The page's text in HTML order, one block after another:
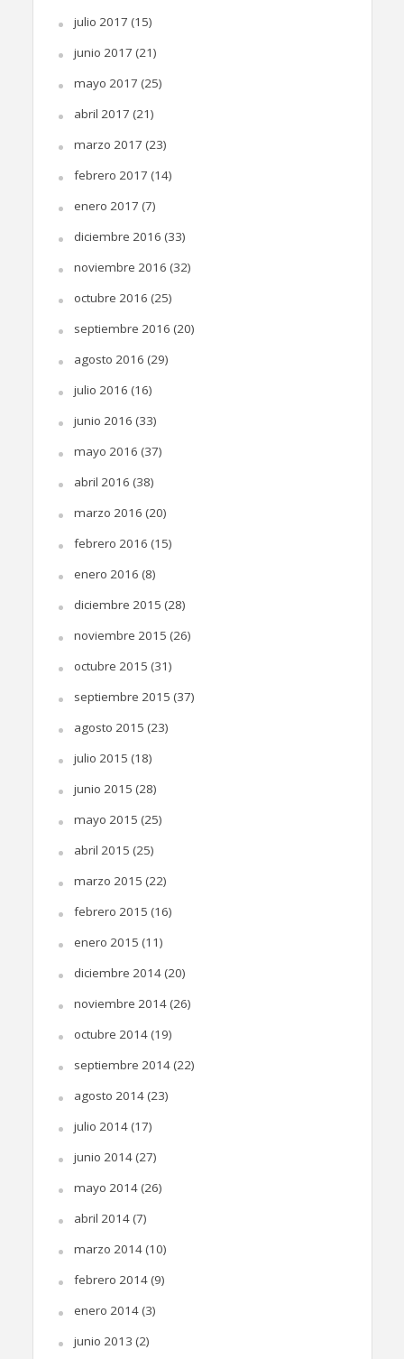
julio 2017 (15)
junio 2017 (21)
mayo 2017 (25)
abril 2017 (21)
marzo 2017 (23)
febrero 2017 (14)
enero 2017 (7)
diciembre 2016 (33)
noviembre 2016 (32)
octubre 2016 (25)
septiembre 2016 (20)
agosto 2016 (29)
julio 2016 (16)
junio 2016 (33)
mayo 2016 (37)
abril 2016 (38)
marzo 2016 (20)
febrero 2016 (15)
enero 2016 (8)
diciembre 2015 (28)
noviembre 2015 (26)
octubre 2015 (31)
septiembre 2015 (37)
agosto 2015 (23)
julio 2015 (18)
junio 2015 (28)
mayo 2015 (25)
abril 2015 (25)
marzo 2015 (22)
febrero 2015 (16)
enero 2015 (11)
diciembre 2014(20)
noviembre 2014(26)
octubre 2014(19)
septiembre 2014(22)
agosto 2014(23)
julio 2014(17)
junio 2014(27)
mayo 2014(26)
abril 2014(7)
marzo 2014(10)
febrero 2014(9)
enero 2014(3)
junio 2013 (2)